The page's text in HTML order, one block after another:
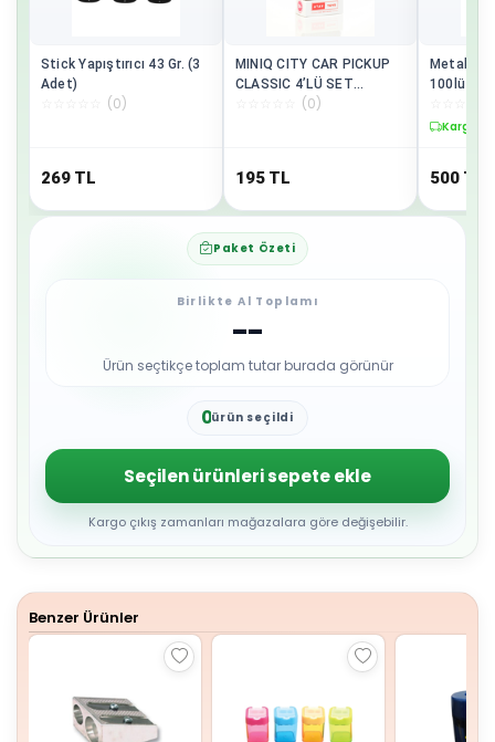
Stick Yapıştırıcı 43 Gr. (3
Adet)
(0)
269 TL
MINIQ CITY CAR PICKUP
CLASSIC 4’LÜ SET
OYUNCAK ARABA
(0)
195 TL
Metal
100lü Pk
Kargo
500 TL
Paket Özeti
Birlikte Al Toplamı
--
Ürün seçtikçe toplam tutar burada görünür
0
2
3
4
5
6
8
ürün seçildi
Seçilen ürünleri sepete ekle
Kargo çıkış zamanları mağazalara göre değişebilir.
Benzer Ürünler